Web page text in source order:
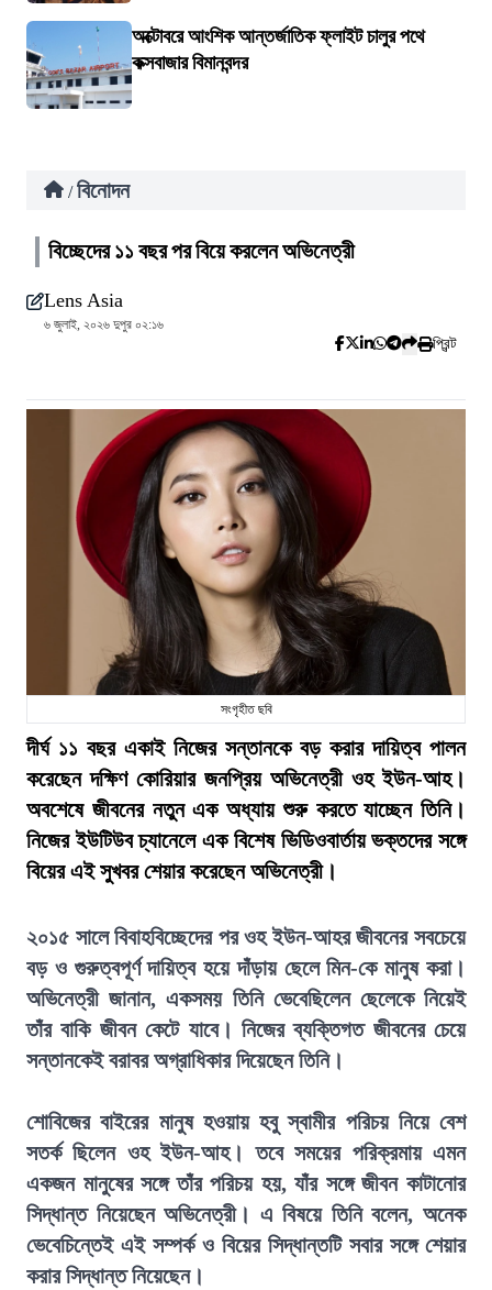
অক্টোবরে আংশিক আন্তর্জাতিক ফ্লাইট চালুর পথে
কক্সবাজার বিমানবন্দর
/ বিনোদন
বিচ্ছেদের ১১ বছর পর বিয়ে করলেন অভিনেত্রী
Lens Asia
৬ জুলাই, ২০২৬ দুপুর ০২:১৬
প্রিন্ট
সংগৃহীত ছবি
দীর্ঘ ১১ বছর একাই নিজের সন্তানকে বড় করার দায়িত্ব পালন
করেছেন দক্ষিণ কোরিয়ার জনপ্রিয় অভিনেত্রী ওহ ইউন-আহ।
অবশেষে জীবনের নতুন এক অধ্যায় শুরু করতে যাচ্ছেন তিনি।
নিজের ইউটিউব চ্যানেলে এক বিশেষ ভিডিওবার্তায় ভক্তদের সঙ্গে
বিয়ের এই সুখবর শেয়ার করেছেন অভিনেত্রী।
২০১৫ সালে বিবাহবিচ্ছেদের পর ওহ ইউন-আহর জীবনের সবচেয়ে
বড় ও গুরুত্বপূর্ণ দায়িত্ব হয়ে দাঁড়ায় ছেলে মিন-কে মানুষ করা।
অভিনেত্রী জানান, একসময় তিনি ভেবেছিলেন ছেলেকে নিয়েই
তাঁর বাকি জীবন কেটে যাবে। নিজের ব্যক্তিগত জীবনের চেয়ে
সন্তানকেই বরাবর অগ্রাধিকার দিয়েছেন তিনি।
শোবিজের বাইরের মানুষ হওয়ায় হবু স্বামীর পরিচয় নিয়ে বেশ
সতর্ক ছিলেন ওহ ইউন-আহ। তবে সময়ের পরিক্রমায় এমন
একজন মানুষের সঙ্গে তাঁর পরিচয় হয়, যাঁর সঙ্গে জীবন কাটানোর
সিদ্ধান্ত নিয়েছেন অভিনেত্রী। এ বিষয়ে তিনি বলেন, অনেক
ভেবেচিন্তেই এই সম্পর্ক ও বিয়ের সিদ্ধান্তটি সবার সঙ্গে শেয়ার
করার সিদ্ধান্ত নিয়েছেন।